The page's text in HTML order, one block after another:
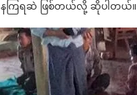
ေကြရဆဲ ဖြစ်တယ်လို့ ဆိုပါတယ်။